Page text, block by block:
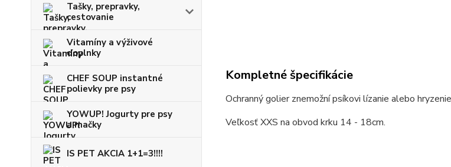
Tašky, prepravky,
cestovanie
Vitamíny a výživové
doplnky
CHEF SOUP instantné
polievky pre psy
YOWUP! Jogurty pre psy
a mačky
IS PET AKCIA 1+1=3!!!!
Kompletné špecifikácie
Ochranný golier znemožní psíkovi lízanie alebo
Veľkosť XXS na obvod krku 14 - 18cm.